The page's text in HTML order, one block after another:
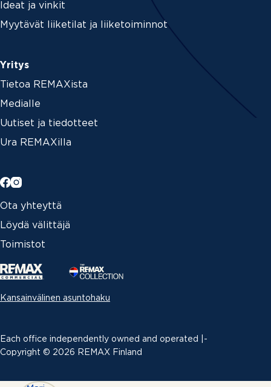
Ideat ja vinkit
Myytävät liiketilat ja liiketoiminnot
Yritys
Tietoa REMAXista
Medialle
Uutiset ja tiedotteet
Ura REMAXilla
Ota yhteyttä
Löydä välittäjä
Toimistot
Kansainvälinen asuntohaku
Each office independently owned and operated |­
Copyright © 2026 REMAX Finland